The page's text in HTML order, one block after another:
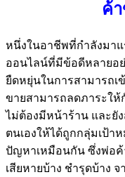
ค้
หนึ่งในอาชีพที่กำลังมา
ออนไลน์ที่มีข้อดีหลายอ
ยืดหยุ่นในการสามารถเ
ขายสามารถลดภาระให้
ไม่ต้องมีหน้าร้าน และยั
ตนเองให้ได้ถูกกลุ่มเป้า
ปัญหาเหมือนกัน ซึ่งพ่อ
เสียหายบ้าง ชำรุดบ้าง